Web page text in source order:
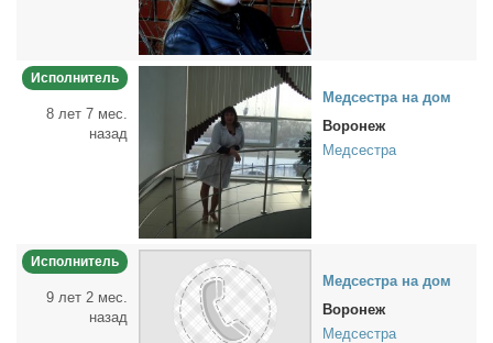
Исполнитель
8 лет 7 мес.
назад
Мед­сест­ра на дом
Воронеж
Медсестра
Исполнитель
9 лет 2 мес.
назад
Мед­сест­ра на дом
Воронеж
Медсестра